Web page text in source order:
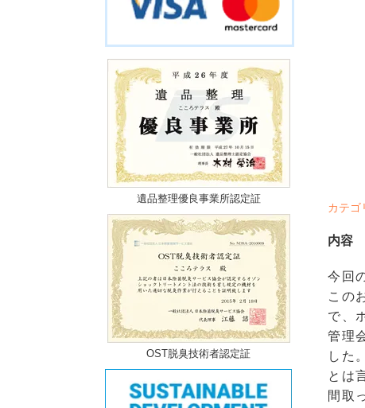
カテゴ
内容
今回
この
で、
管理
した。
とは
間取
遺品整理優良事業所認定証
OST脱臭技術者認定証